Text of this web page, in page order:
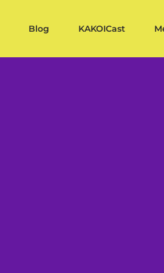
Blog KAKOICast